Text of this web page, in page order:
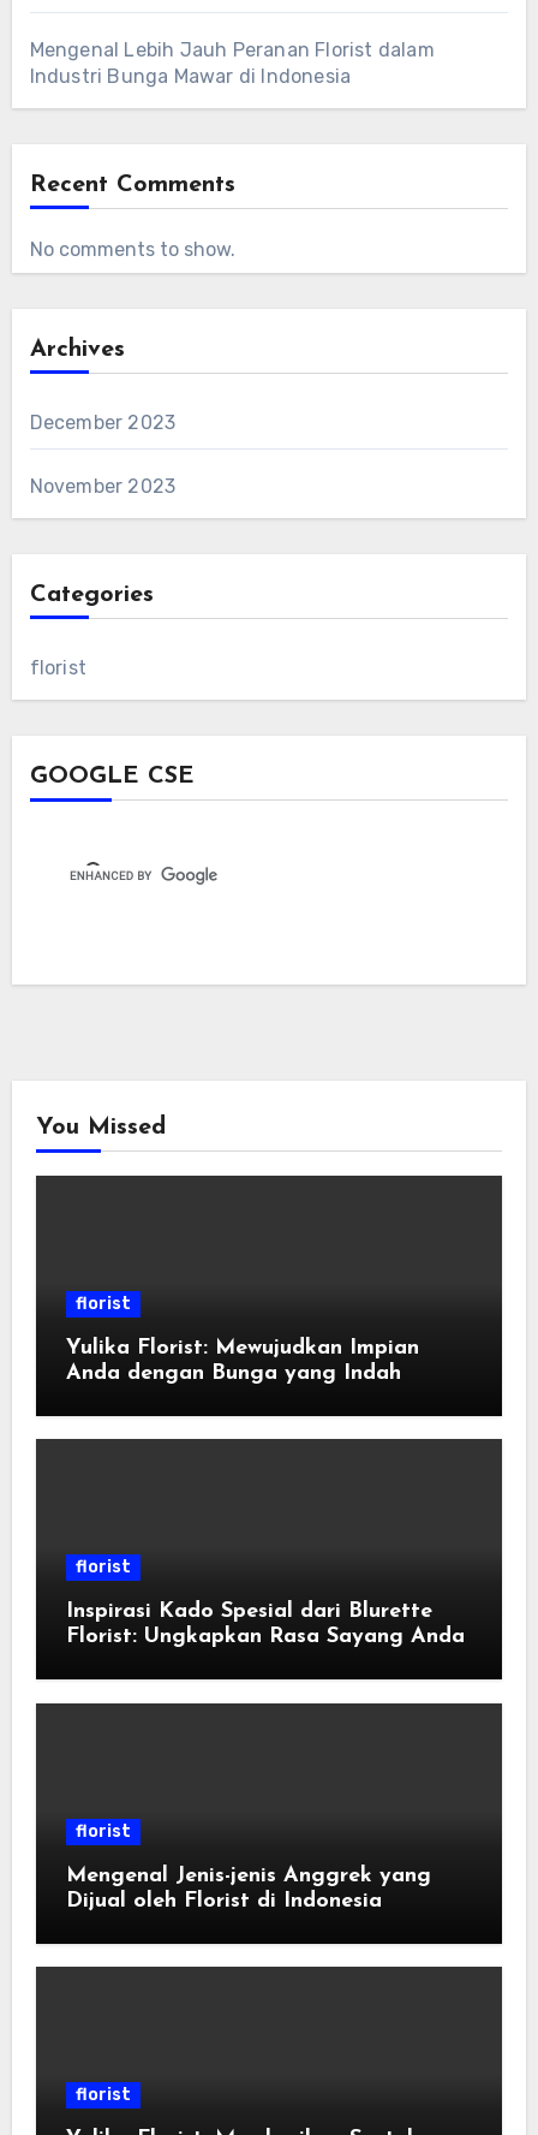
Mengenal Lebih Jauh Peranan Florist dalam
Industri Bunga Mawar di Indonesia
Recent Comments
No comments to show.
Archives
December 2023
November 2023
Categories
florist
GOOGLE CSE
You Missed
florist
Yulika Florist: Mewujudkan Impian
Anda dengan Bunga yang Indah
florist
Inspirasi Kado Spesial dari Blurette
Florist: Ungkapkan Rasa Sayang Anda
florist
Mengenal Jenis-jenis Anggrek yang
Dijual oleh Florist di Indonesia
florist